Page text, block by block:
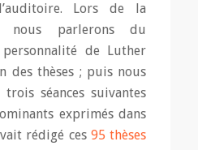
Lors de la
nous parlerons du
de Luther
des thèses ; puis nous
séances suivantes
exprimés dans
rédigé ces 95 thèses